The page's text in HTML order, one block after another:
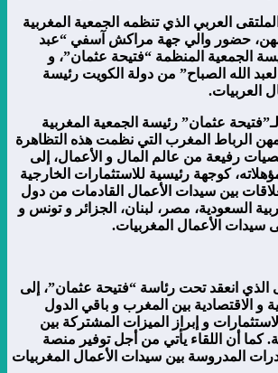
العربي الذي تنظمه الجمعية المغربية
حضور والي جهة مراكش آسفي “عبد
الجمعية المنظمة “فتيحة عثمان”، و
الله الصباح” من دولة الكويت رئيسة
العربيات.
عثمان” رئيسة الجمعية المغربية
الرباط المغرب التي نظمت هذه التظاهرة
رفيعة من عالم المال و الأعمال، إلى
كوجهة رئيسية للاستثمارات الخارجية
بين سيدات الأعمال القادمات من دول
السعودية، مصر، لبنان، الجزائر و تونس و
سيدات الأعمال المغربيات.
الذي انعقد تحت رئاسة “فتيحة عثمان”، إلى
و الاقتصادية بين المغرب و باقي الدول
و إبراز الميزات المشتركة بين
كما أن اللقاء يأتي من أجل توفير منصة
المدروسة بين سيدات الأعمال المغربيات